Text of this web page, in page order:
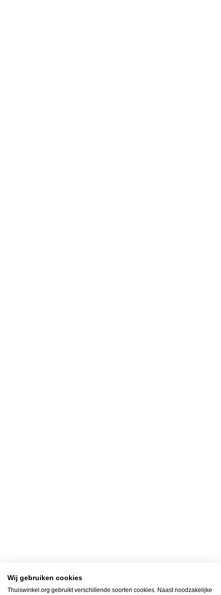
Wij gebruiken cookies
Thuiswinkel.org gebruikt verschillende soorten cookies. Naast noodzakelijke